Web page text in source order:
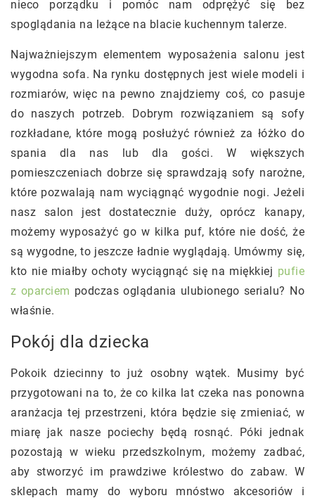
nieco porządku i pomóc nam odprężyć się bez
spoglądania na leżące na blacie kuchennym talerze.
Najważniejszym elementem wyposażenia salonu jest
wygodna sofa. Na rynku dostępnych jest wiele modeli i
rozmiarów, więc na pewno znajdziemy coś, co pasuje
do naszych potrzeb. Dobrym rozwiązaniem są sofy
rozkładane, które mogą posłużyć również za łóżko do
spania dla nas lub dla gości. W większych
pomieszczeniach dobrze się sprawdzają sofy narożne,
które pozwalają nam wyciągnąć wygodnie nogi. Jeżeli
nasz salon jest dostatecznie duży, oprócz kanapy,
możemy wyposażyć go w kilka puf, które nie dość, że
są wygodne, to jeszcze ładnie wyglądają. Umówmy się,
kto nie miałby ochoty wyciągnąć się na miękkiej pufie
z oparciem podczas oglądania ulubionego serialu? No
właśnie.
Pokój dla dziecka
Pokoik dziecinny to już osobny wątek. Musimy być
przygotowani na to, że co kilka lat czeka nas ponowna
aranżacja tej przestrzeni, która będzie się zmieniać, w
miarę jak nasze pociechy będą rosnąć. Póki jednak
pozostają w wieku przedszkolnym, możemy zadbać,
aby stworzyć im prawdziwe królestwo do zabaw. W
sklepach mamy do wyboru mnóstwo akcesoriów i